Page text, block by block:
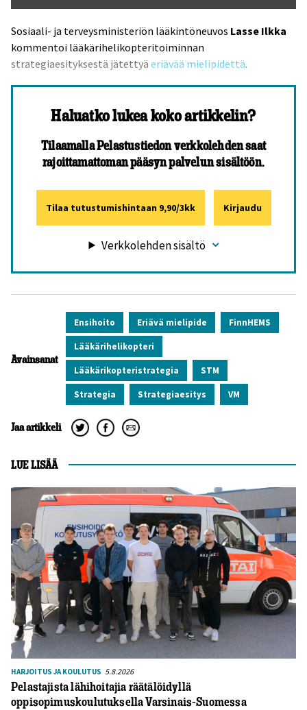
Sosiaali- ja terveysministeriön lääkintöneuvos Lasse Ilkka
kommentoi lääkärihelikopteritoiminnan
strategiaesityksestä jätettyä eriävää mielipidettä.
Haluatko lukea koko artikkelin?
Tilaamalla Pelastustiedon verkkolehden saat
rajoittamattoman pääsyn palvelun sisältöön.
Tilaa tutustumishintaan 9,90/3kk Kirjaudu
Verkkolehden sisältö
Avainsanat
Ensihoito eriävä mielipide FinnHEMS
Lääkärihelikopteri
lääkärikopteristrategia STM
Strategia strategiaesitys VM
Jaa artikkeli
LUE LISÄÄ
HARJOITUS JA KOULUTUS 5.8.2026
Pelastajista lähihoitajia räätälöidyllä
oppisopimuskoulutuksella Varsinais-Suomessa